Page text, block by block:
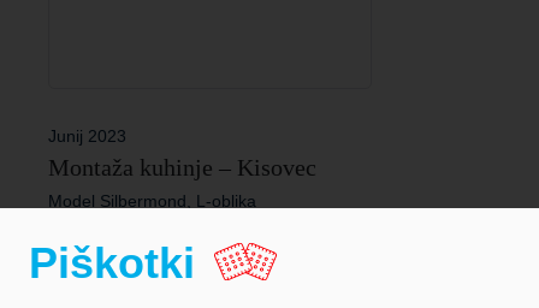
Junij 2023
Montaža kuhinje – Kisovec
Model Silbermond, L-oblika
Piškotki